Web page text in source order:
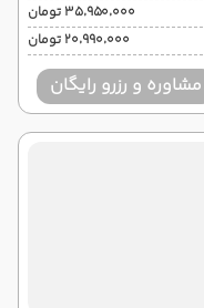
۳۵٬۹۵۰٬۰۰۰ تومان
۲۰٬۹۹۰٬۰۰۰ تومان
مشاوره و رزرو رایگان